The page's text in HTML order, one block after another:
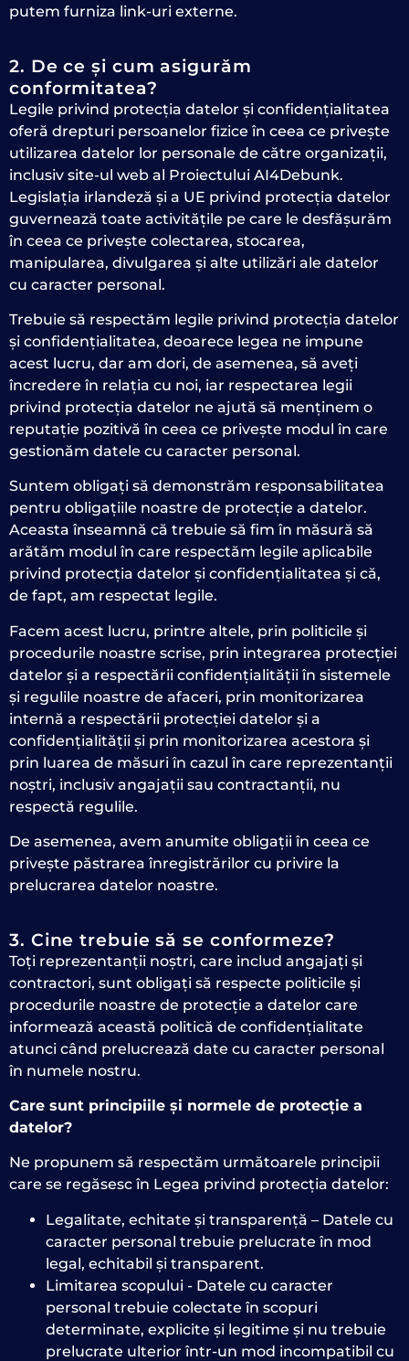
putem furniza link-uri externe.
2. De ce și cum asigurăm
conformitatea?
Legile privind protecția datelor și confidențialitatea
oferă drepturi persoanelor fizice în ceea ce privește
utilizarea datelor lor personale de către organizații,
inclusiv site-ul web al Proiectului AI4Debunk.
Legislația irlandeză și a UE privind protecția datelor
guvernează toate activitățile pe care le desfășurăm
în ceea ce privește colectarea, stocarea,
manipularea, divulgarea și alte utilizări ale datelor
cu caracter personal.
Trebuie să respectăm legile privind protecția datelor
și confidențialitatea, deoarece legea ne impune
acest lucru, dar am dori, de asemenea, să aveți
încredere în relația cu noi, iar respectarea legii
privind protecția datelor ne ajută să menținem o
reputație pozitivă în ceea ce privește modul în care
gestionăm datele cu caracter personal.
Suntem obligați să demonstrăm responsabilitatea
pentru obligațiile noastre de protecție a datelor.
Aceasta înseamnă că trebuie să fim în măsură să
arătăm modul în care respectăm legile aplicabile
privind protecția datelor și confidențialitatea și că,
de fapt, am respectat legile.
Facem acest lucru, printre altele, prin politicile și
procedurile noastre scrise, prin integrarea protecției
datelor și a respectării confidențialității în sistemele
și regulile noastre de afaceri, prin monitorizarea
internă a respectării protecției datelor și a
confidențialității și prin monitorizarea acestora și
prin luarea de măsuri în cazul în care reprezentanții
noștri, inclusiv angajații sau contractanții, nu
respectă regulile.
De asemenea, avem anumite obligații în ceea ce
privește păstrarea înregistrărilor cu privire la
prelucrarea datelor noastre.
3. Cine trebuie să se conformeze?
Toți reprezentanții noștri, care includ angajați și
contractori, sunt obligați să respecte politicile și
procedurile noastre de protecție a datelor care
informează această politică de confidențialitate
atunci când prelucrează date cu caracter personal
în numele nostru.
Care sunt principiile și normele de protecție a
datelor?
Ne propunem să respectăm următoarele principii
care se regăsesc în Legea privind protecția datelor:
Legalitate, echitate și transparență – Datele cu
caracter personal trebuie prelucrate în mod
legal, echitabil și transparent.
Limitarea scopului - Datele cu caracter
personal trebuie colectate în scopuri
determinate, explicite și legitime și nu trebuie
prelucrate ulterior într-un mod incompatibil cu